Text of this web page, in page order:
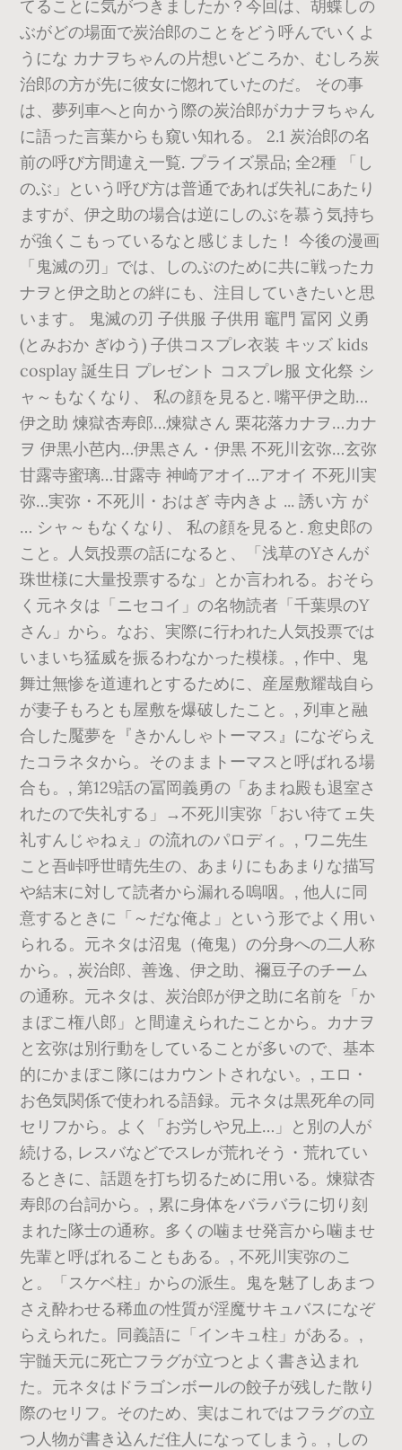
てることに気がつきましたか？今回は、胡蝶しの
ぶがどの場面で炭治郎のことをどう呼んでいくよ
うにな カナヲちゃんの片想いどころか、むしろ炭
治郎の方が先に彼女に惚れていたのだ。 その事
は、夢列車へと向かう際の炭治郎がカナヲちゃん
に語った言葉からも窺い知れる。 2.1 炭治郎の名
前の呼び方間違え一覧. プライズ景品; 全2種 「し
のぶ」という呼び方は普通であれば失礼にあたり
ますが、伊之助の場合は逆にしのぶを慕う気持ち
が強くこもっているなと感じました！ 今後の漫画
「鬼滅の刃」では、しのぶのために共に戦ったカ
ナヲと伊之助との絆にも、注目していきたいと思
います。 鬼滅の刃 子供服 子供用 竈門 冨冈 义勇
(とみおか ぎゆう) 子供コスプレ衣装 キッズ kids
cosplay 誕生日 プレゼント コスプレ服 文化祭 シ
ャ～もなくなり、 私の顔を見ると. 嘴平伊之助…
伊之助 煉獄杏寿郎…煉獄さん 栗花落カナヲ…カナ
ヲ 伊黒小芭内…伊黒さん・伊黒 不死川玄弥…玄弥
甘露寺蜜璃…甘露寺 神崎アオイ…アオイ 不死川実
弥…実弥・不死川・おはぎ 寺内きよ ... 誘い方 が
… シャ～もなくなり、 私の顔を見ると. 愈史郎の
こと。人気投票の話になると、「浅草のYさんが
珠世様に大量投票するな」とか言われる。おそら
く元ネタは「ニセコイ」の名物読者「千葉県のY
さん」から。なお、実際に行われた人気投票では
いまいち猛威を振るわなかった模様。, 作中、鬼
舞辻無惨を道連れとするために、産屋敷耀哉自ら
が妻子もろとも屋敷を爆破したこと。, 列車と融
合した魘夢を『きかんしゃトーマス』になぞらえ
たコラネタから。そのままトーマスと呼ばれる場
合も。, 第129話の冨岡義勇の「あまね殿も退室さ
れたので失礼する」→不死川実弥「おい待てェ失
礼すんじゃねぇ」の流れのパロディ。, ワニ先生
こと吾峠呼世晴先生の、あまりにもあまりな描写
や結末に対して読者から漏れる嗚咽。, 他人に同
意するときに「～だな俺よ」という形でよく用い
られる。元ネタは沼鬼（俺鬼）の分身への二人称
から。, 炭治郎、善逸、伊之助、禰豆子のチーム
の通称。元ネタは、炭治郎が伊之助に名前を「か
まぼこ権八郎」と間違えられたことから。カナヲ
と玄弥は別行動をしていることが多いので、基本
的にかまぼこ隊にはカウントされない。, エロ・
お色気関係で使われる語録。元ネタは黒死牟の同
セリフから。よく「お労しや兄上…」と別の人が
続ける, レスバなどでスレが荒れそう・荒れてい
るときに、話題を打ち切るために用いる。煉獄杏
寿郎の台詞から。, 累に身体をバラバラに切り刻
まれた隊士の通称。多くの噛ませ発言から噛ませ
先輩と呼ばれることもある。, 不死川実弥のこ
と。「スケベ柱」からの派生。鬼を魅了しあまつ
さえ酔わせる稀血の性質が淫魔サキュバスになぞ
らえられた。同義語に「インキュ柱」がある。,
宇髄天元に死亡フラグが立つとよく書き込まれ
た。元ネタはドラゴンボールの餃子が残した散り
際のセリフ。そのため、実はこれではフラグの立
つ人物が書き込んだ住人になってしまう。, しの